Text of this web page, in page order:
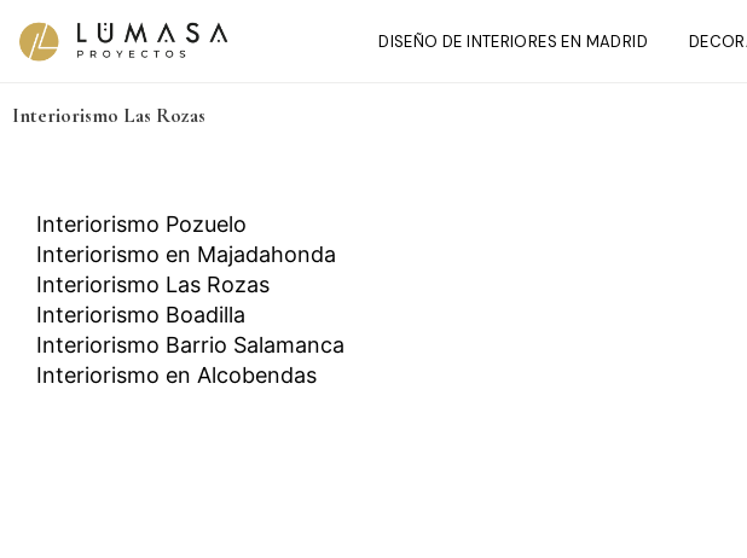
DISEÑO DE INTERIORES EN MADRID
Interiorismo Las Rozas
Interiorismo Pozuelo
Interiorismo en Majadahonda
Interiorismo Las Rozas
Interiorismo Boadilla
Interiorismo Barrio Salamanca
Interiorismo en Alcobendas